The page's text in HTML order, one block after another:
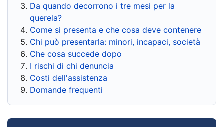
Da quando decorrono i tre mesi per la
querela?
Come si presenta e che cosa deve contenere
Chi può presentarla: minori, incapaci, società
Che cosa succede dopo
I rischi di chi denuncia
Costi dell'assistenza
Domande frequenti